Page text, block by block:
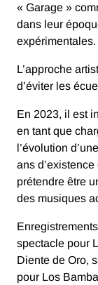
« Garage »
dans leur
expérimentales.
L’approche
d’éviter les
En 2023, il est
en tant que
l’évolution
ans
prétendre être
des musiques
spectacle pour
Diente de Oro,
pour Los